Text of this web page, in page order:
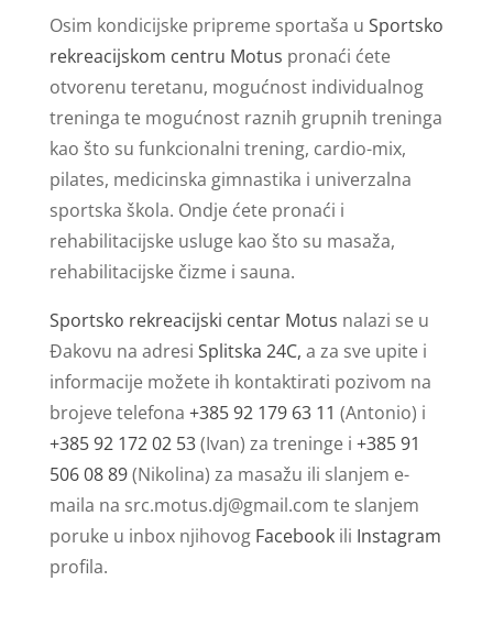
Osim kondicijske pripreme sportaša u Sportsko
rekreacijskom centru Motus pronaći ćete
otvorenu teretanu, mogućnost individualnog
treninga te mogućnost raznih grupnih treninga
kao što su funkcionalni trening, cardio-mix,
pilates, medicinska gimnastika i univerzalna
sportska škola. Ondje ćete pronaći i
rehabilitacijske usluge kao što su masaža,
rehabilitacijske čizme i sauna.
Sportsko rekreacijski centar Motus nalazi se u
Đakovu na adresi Splitska 24C, a za sve upite i
informacije možete ih kontaktirati pozivom na
brojeve telefona +385 92 179 63 11 (Antonio) i
+385 92 172 02 53(Ivan) za treninge i +385 91
506 08 89(Nikolina) za masažu ili slanjem e-
maila na src.motus.dj@gmail.com te slanjem
poruke u inbox njihovog Facebookili Instagram
profila.